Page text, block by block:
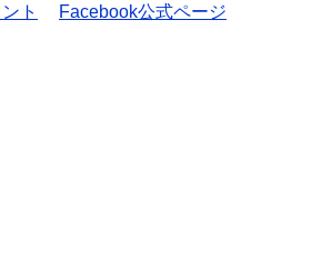
ト
Facebook公式ページ